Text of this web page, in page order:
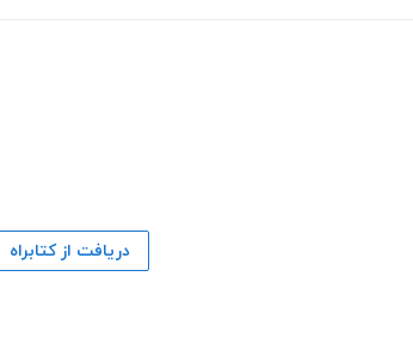
دریافت از کتابراه